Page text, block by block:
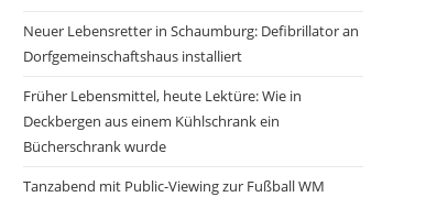
Neuer Lebensretter in Schaumburg: Defibrillator an
Dorfgemeinschaftshaus installiert
Früher Lebensmittel, heute Lektüre: Wie in
Deckbergen aus einem Kühlschrank ein
Bücherschrank wurde
Tanzabend mit Public-Viewing zur Fußball WM